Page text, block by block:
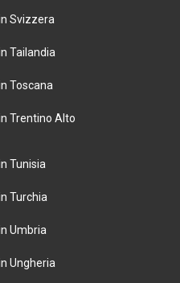
Svizzera
Tailandia
Toscana
Trentino Alto
Tunisia
Turchia
Umbria
Ungheria